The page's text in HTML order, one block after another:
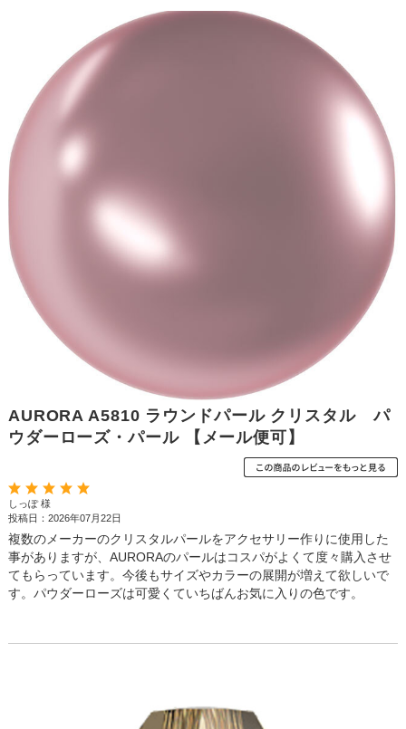
AURORA A5810 ラウンドパール クリスタル パ
ウダーローズ・パール 【メール便可】
しっぽ 様
投稿日：2026年07月22日
複数のメーカーのクリスタルパールをアクセサリー作りに使用した
事がありますが、AURORAのパールはコスパがよくて度々購入させ
てもらっています。今後もサイズやカラーの展開が増えて欲しいで
す。パウダーローズは可愛くていちばんお気に入りの色です。